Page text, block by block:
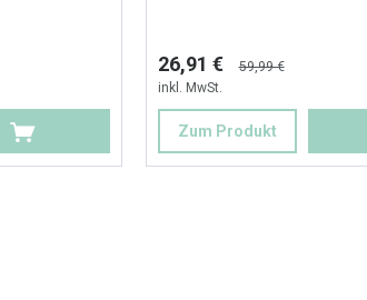
26,91 €
59,99 €
inkl. MwSt.
Zum Produkt